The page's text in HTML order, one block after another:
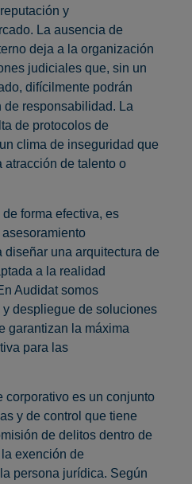
y
La ausencia de
deja a la organización
judiciales que, sin un
difícilmente podrán
responsabilidad. La
de protocolos de
clima de inseguridad que
atracción de talento o
forma efectiva, es
una arquitectura de
a la realidad
Audidat somos
despliegue de soluciones
garantizan la máxima
para las
corporativo es un conjunto
y de control que tiene
de delitos dentro de
exención de
persona jurídica. Según